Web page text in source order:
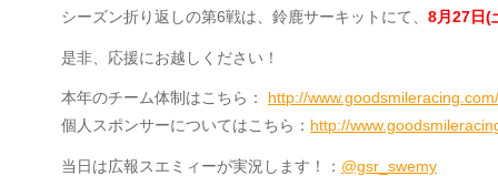
シーズン折り返しの第6戦は、鈴鹿サーキットにて、 8月27日(
是非、応援にお越しください！
本年のチーム体制はこちら： http://
個人スポンサーについてはこちら： http://
当日は広報スエミィーが実況します！： @gsr_swemy